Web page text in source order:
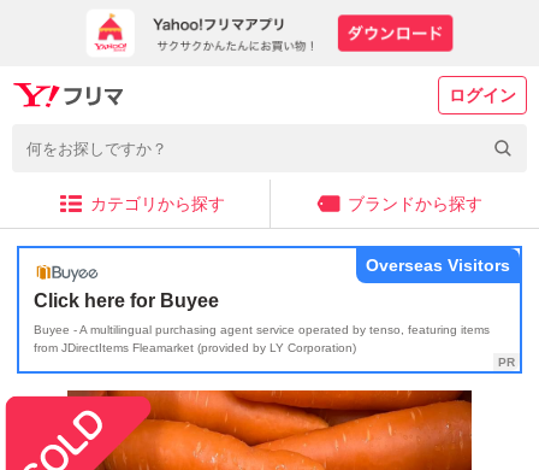
ログイン
カテゴリから探す ブランドから探す
Click here for Buyee
Buyee - A multilingual purchasing agent service operated by tenso, featuring items
from JDirectItems Fleamarket (provided by LY Corporation)
Overseas Visitors